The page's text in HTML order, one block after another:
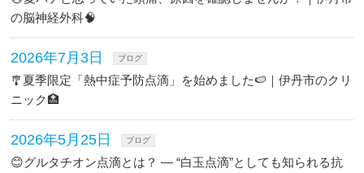
の脳神経外科🧠
2026年7月3日 ブログ
🎐夏季限定「熱中症予防点滴」を始めました🍉｜伊丹市のクリ
ニック🏥
2026年5月25日 ブログ
😊グルタチオン点滴とは？ ― “白玉点滴”としても知られる抗